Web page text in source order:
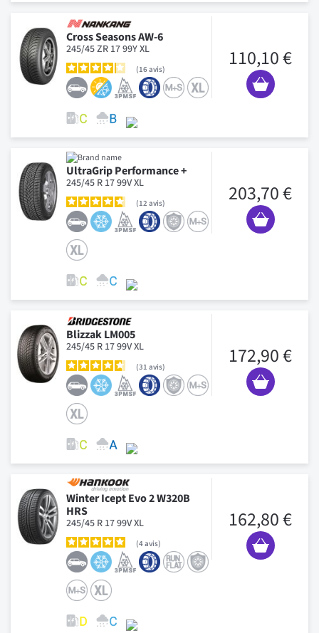
Cross Seasons AW-6
245/45 ZR 17 99Y XL
16avis 110,10 €
UltraGrip Performance +
245/45 R 17 99V XL
12 avis 203,70 €
Blizzak LM005
245/45 R 17 99V XL
31 avis 172,90 €
Winter Icept Evo 2 W320B
HRS
245/45 R 17 99V XL
4avis
162,80 €